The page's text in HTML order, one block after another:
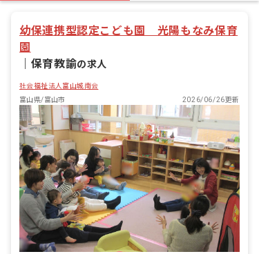
幼保連携型認定こども園 光陽もなみ保育
園
保育教諭の求人
社会福祉法人富山城南会
富山県/富山市
2026/06/26更新